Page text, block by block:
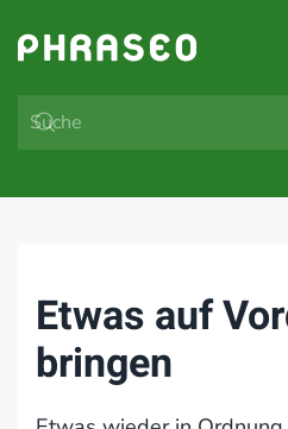
Zum Hauptinhalt springen
Etwas auf
bringen